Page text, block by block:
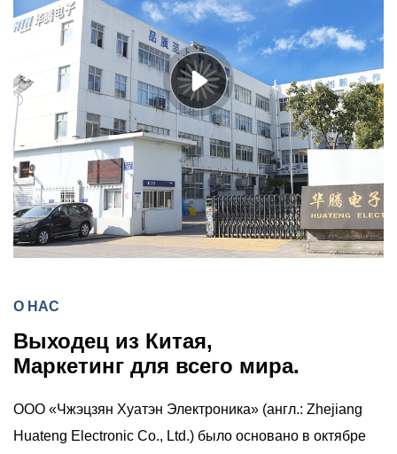
О НАС
Выходец из Китая,
Маркетинг для всего мира.
ООО «Чжэцзян Хуатэн Электроника» (англ.: Zhejiang
Huateng Electronic Co., Ltd.) было основано в октябре